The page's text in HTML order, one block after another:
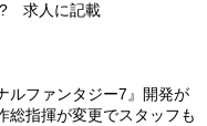
求人に記載
ルファンタジー7』開発が
指揮が変更でスタッフも